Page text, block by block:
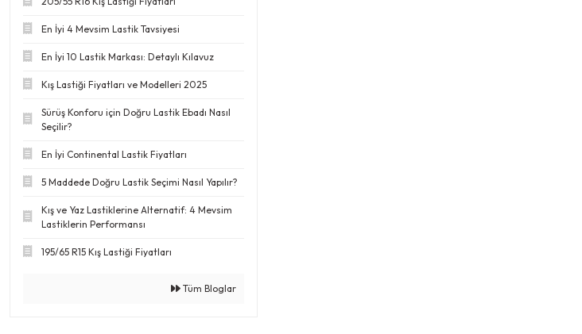
En İyi 4 Mevsim Lastik Tavsiyesi
En İyi 10 Lastik Markası: Detaylı Kılavuz
Kış Lastiği Fiyatları ve Modelleri 2025
Sürüş Konforu için Doğru Lastik Ebadı Nasıl
Seçilir?
En İyi Continental Lastik Fiyatları
5 Maddede Doğru Lastik Seçimi Nasıl Yapılır?
Kış ve Yaz Lastiklerine Alternatif: 4 Mevsim
Lastiklerin Performansı
195/65 R15 Kış Lastiği Fiyatları
Tüm Bloglar